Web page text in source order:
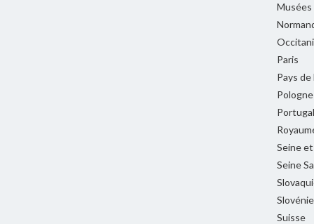
Musées
Paris
Pays de
Pologne
Portugal
Seine
Seine
Slovénie
Suisse